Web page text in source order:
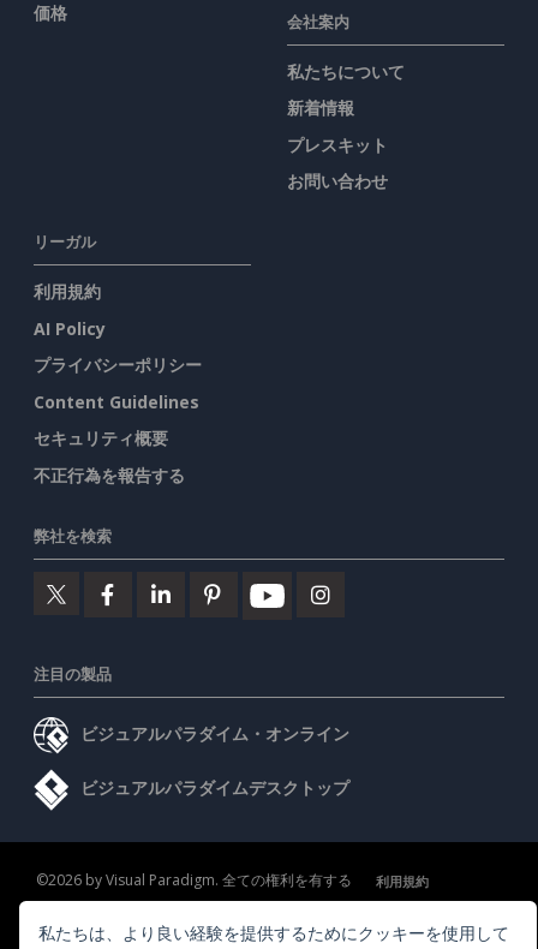
価格
会社案内
私たちについて
新着情報
プレスキット
お問い合わせ
リーガル
利用規約
AI Policy
プライバシーポリシー
Content Guidelines
セキュリティ概要
不正行為を報告する
弊社を検索
注目の製品
ビジュアルパラダイム・オンライン
ビジュアルパラダイムデスクトップ
©2026 by Visual Paradigm. 全ての権利を有する
利用規約
プライバシーポリシー
Content Guidelines セキュリティ概要
私たちは、より良い経験を提供するためにクッキーを使用して